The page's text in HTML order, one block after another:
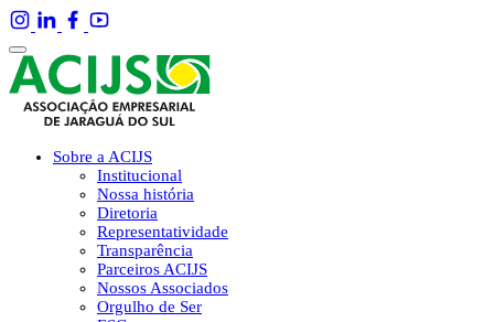
Sobre a ACIJS
Institucional
Nossa história
Diretoria
Representatividade
Transparência
Parceiros ACIJS
Nossos Associados
Orgulho de Ser